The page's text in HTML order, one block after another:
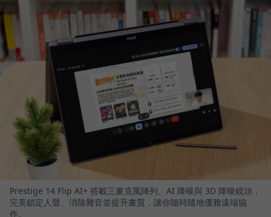
Prestige 14 Flip AI+ 搭載三麥克風陣列、AI 降噪與 3D 降噪鏡頭，
完美鎖定人聲、消除雜音並提升畫質，讓你隨時隨地優雅遠端協
作。